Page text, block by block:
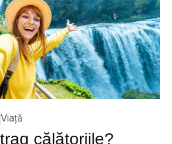
Viață
călătoriile?